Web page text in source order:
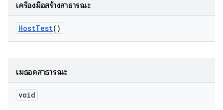
เครื่องมือสร้างสาธารณะ
HostTest()
เมธอดสาธารณะ
void